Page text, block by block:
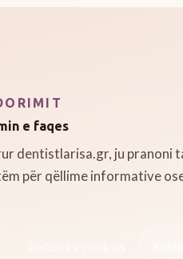
e faqes
dentistlarisa.gr, ju pranoni
për qëllime informative